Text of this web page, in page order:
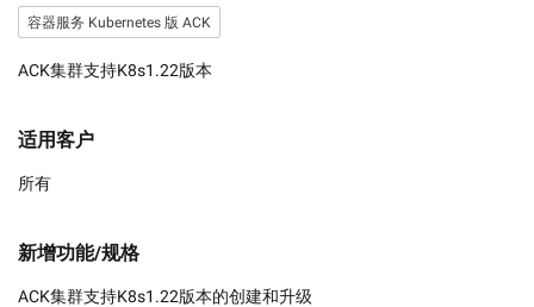
容器服务 Kubernetes 版 ACK
ACK集群支持K8s1.22版本
适用客户
所有
新增功能/规格
ACK集群支持K8s1.22版本的创建和升级